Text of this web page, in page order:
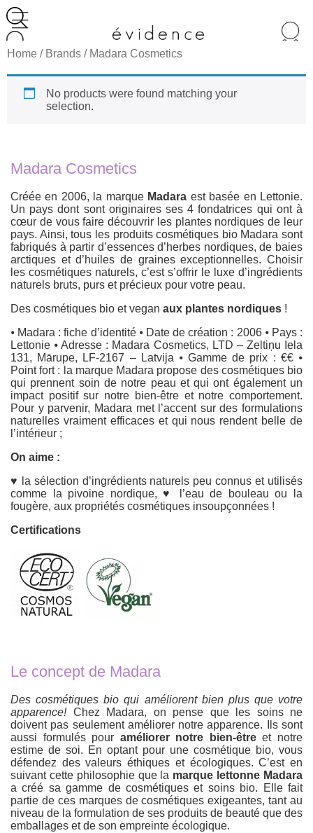
de
produits
Home / Brands / Madara Cosmetics
No products were found matching your
selection.
Madara Cosmetics
Créée en 2006, la marque Madara est basée en Lettonie.
Un pays dont sont originaires ses 4 fondatrices qui ont à
cœur de vous faire découvrir les plantes nordiques de leur
pays. Ainsi, tous les produits cosmétiques bio Madara sont
fabriqués à partir d’essences d’herbes nordiques, de baies
arctiques et d’huiles de graines exceptionnelles. Choisir
les cosmétiques naturels, c’est s’offrir le luxe d’ingrédients
naturels bruts, purs et précieux pour votre peau.
Des cosmétiques bio et vegan aux plantes nordiques !
⦁ Madara : fiche d’identité ⦁ Date de création : 2006 ⦁ Pays :
Lettonie ⦁ Adresse : Madara Cosmetics, LTD – Zeltiņu Iela
131, Mārupe, LF-2167 – Latvija ⦁ Gamme de prix : €€ ⦁
Point fort : la marque Madara propose des cosmétiques bio
qui prennent soin de notre peau et qui ont également un
impact positif sur notre bien-être et notre comportement.
Pour y parvenir, Madara met l’accent sur des formulations
naturelles vraiment efficaces et qui nous rendent belle de
l’intérieur ;
On aime :
♥ la sélection d’ingrédients naturels peu connus et utilisés
comme la pivoine nordique, ♥ l’eau de bouleau ou la
fougère, aux propriétés cosmétiques insoupçonnées !
Certifications
Le concept de Madara
Des cosmétiques bio qui améliorent bien plus que votre
apparence! Chez Madara, on pense que les soins ne
doivent pas seulement améliorer notre apparence. Ils sont
aussi formulés pour améliorer notre bien-êtreet notre
estime de soi. En optant pour une cosmétique bio, vous
défendez des valeurs éthiques et écologiques. C’est en
suivant cette philosophie que la marque lettonne Madara
a créé sa gamme de cosmétiques et soins bio. Elle fait
partie de ces marques de cosmétiques exigeantes, tant au
niveau de la formulation de ses produits de beauté que des
emballages et de son empreinte écologique.